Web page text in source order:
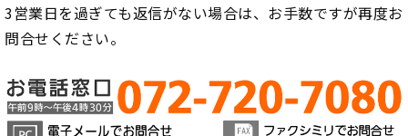
3営業日を過ぎても返信がない場合は、お手数ですが再度お
問合せください。